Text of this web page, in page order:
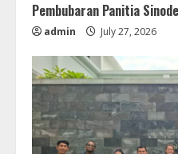
Pembubaran Panitia
admin July 27, 2026